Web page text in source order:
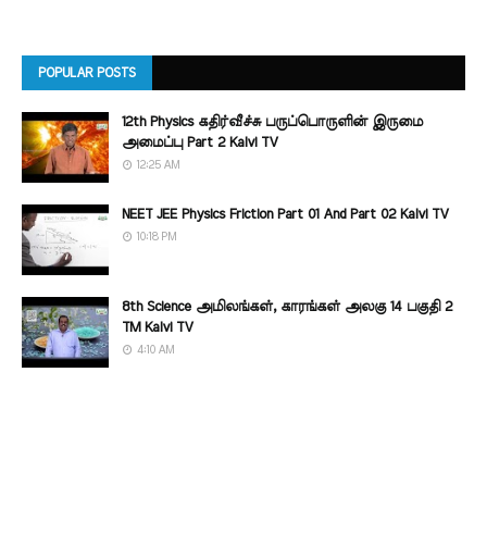
POPULAR POSTS
12th Physics கதிர்வீச்சு பருப்பொருளின் இருமை
அமைப்பு Part 2 Kalvi TV
12:25 AM
NEET JEE Physics Friction Part 01 And Part 02 Kalvi TV
10:18 PM
8th Science அமிலங்கள், காரங்கள் அலகு 14 பகுதி 2
TM Kalvi TV
4:10 AM